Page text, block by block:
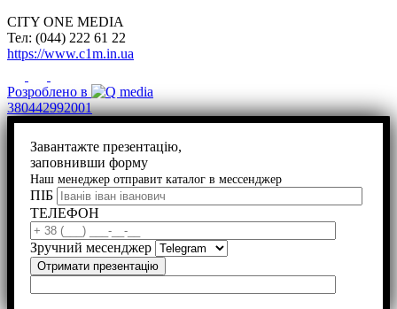
CITY ONE MEDIA
Тел: (044) 222 61 22
https://www.c1m.in.ua
Розроблено в
380442992001
Завантажте презентацію,
заповнивши форму
Наш менеджер отправит каталог в мессенджер
ПІБ
ТЕЛЕФОН
Зручний месенджер